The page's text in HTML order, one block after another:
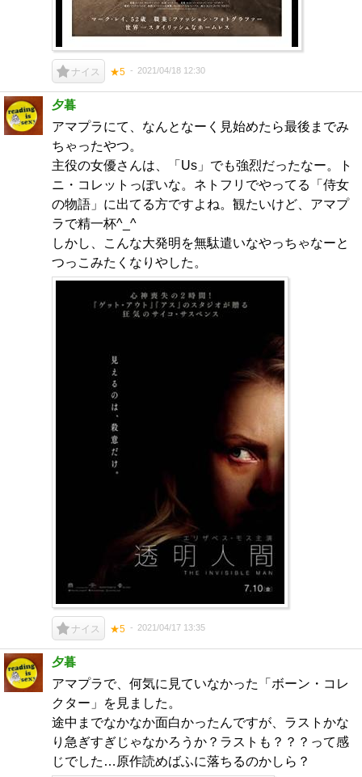
ナイス ★5 2021/04/18 12:30
夕暮
アマプラにて、なんとなーく見始めたら最後までみ
ちゃったやつ。
主役の女優さんは、「Us」でも強烈だったなー。ト
ニ・コレットっぽいな。ネトフリでやってる「侍女
の物語」に出てる方ですよね。観たいけど、アマプ
ラで精一杯^_^
しかし、こんな大発明を無駄遣いなやっちゃなーと
つっこみたくなりやした。
ナイス ★5 2021/04/17 13:35
夕暮
アマプラで、何気に見ていなかった「ボーン・コレ
クター」を見ました。
途中までなかなか面白かったんですが、ラストかな
り急ぎすぎじゃなかろうか？ラストも？？？って感
じでした…原作読めばふに落ちるのかしら？